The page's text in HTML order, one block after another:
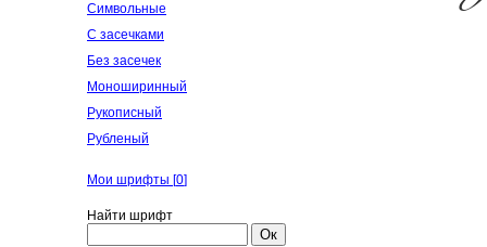
Символьные
С засечками
Без засечек
Моноширинный
Рукописный
Рубленый
Мои шрифты [0]
Найти шрифт
Ок